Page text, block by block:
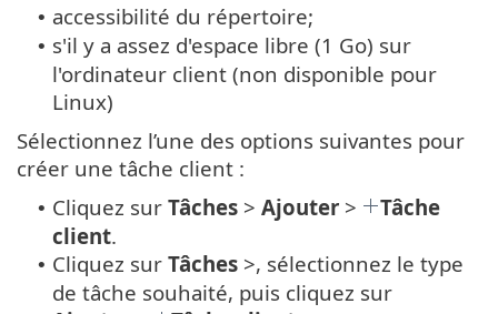
• accessibilité du répertoire;
• s'il y a assez d'espace libre (1 Go) sur
l'ordinateur client (non disponible pour
Linux)
Sélectionnez l’une des options suivantes pour
créer une tâche client :
• Cliquez sur Tâches > Ajouter >
Tâche
client.
• Cliquez sur Tâches >, sélectionnez le type
de tâche souhaité, puis cliquez sur